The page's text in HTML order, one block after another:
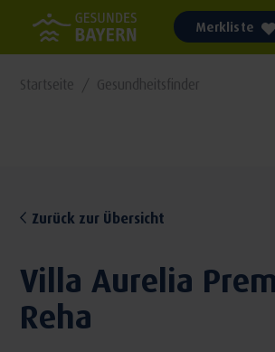
Merkliste
Startseite Gesundheitsfinder
Zurück zur Übersicht
Villa Aurelia
Reha